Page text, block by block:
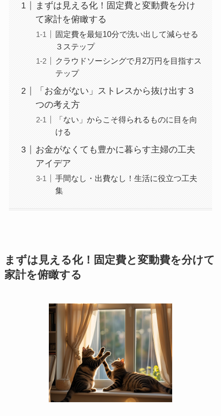
まずは見える化！固定費と変動費を分け
て家計を俯瞰する
固定費を最短10分で洗い出して減らせる
３ステップ
クラウドソーシングで月2万円を目指すス
テップ
「お金がない」ストレスから抜け出す３
つの考え方
「ない」からこそ得られるものに目を向
ける
お金がなくても豊かに暮らす主婦の工夫
アイデア
手間なし・出費なし！生活に役立つ工夫
集
まずは見える化！固定費と変動費を分けて
家計を俯瞰する